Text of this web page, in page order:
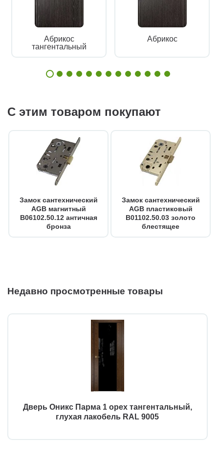
Абрикос
тангентальный
Абрикос
С этим товаром покупают
Замок сантехнический
AGB магнитный
B06102.50.12 античная
бронза
Замок сантехнический
AGB пластиковый
B01102.50.03 золото
блестящее
Недавно просмотренные товары
Дверь Оникс Парма 1 орех тангентальный,
глухая лакобель RAL 9005